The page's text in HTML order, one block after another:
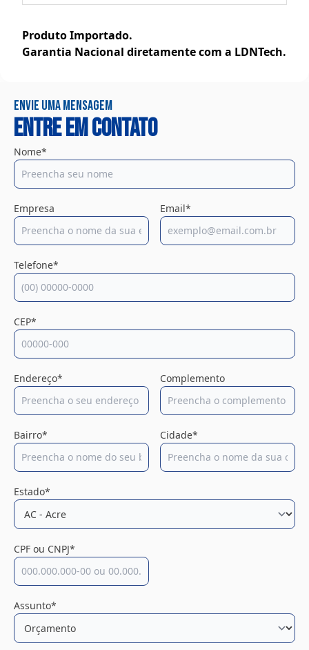
Produto Importado.
Garantia Nacional diretamente com a LDNTech.
Envie uma mensagem
Entre em contato
Nome*
Empresa Email*
Telefone*
CEP*
Endereço* Complemento
Bairro* Cidade*
Estado*
CPF ou CNPJ*
Assunto*